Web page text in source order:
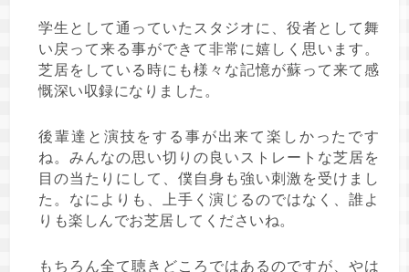
学生として通っていたスタジオに、役者として舞
い戻って来る事ができて非常に嬉しく思います。
芝居をしている時にも様々な記憶が蘇って来て感
慨深い収録になりました。
後輩達と演技をする事が出来て楽しかったです
ね。みんなの思い切りの良いストレートな芝居を
目の当たりにして、僕自身も強い刺激を受けまし
た。なによりも、上手く演じるのではなく、誰よ
りも楽しんでお芝居してくださいね。
もちろん全て聴きどころではあるのですが、やは